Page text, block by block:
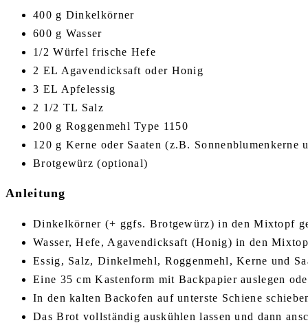
400 g Dinkelkörner
600 g Wasser
1/2 Würfel frische Hefe
2 EL Agavendicksaft oder Honig
3 EL Apfelessig
2 1/2 TL Salz
200 g Roggenmehl Type 1150
120 g Kerne oder Saaten (z.B. Sonnenblumenkerne
Brotgewürz (optional)
Anleitung
Dinkelkörner (+ ggfs. Brotgewürz) in den Mixtopf
Wasser, Hefe, Agavendicksaft (Honig) in den
Essig, Salz, Dinkelmehl, Roggenmehl, Kerne und
Eine 35 cm Kastenform mit Backpapier auslegen
In den kalten Backofen auf unterste Schiene
Das Brot vollständig auskühlen lassen und dann